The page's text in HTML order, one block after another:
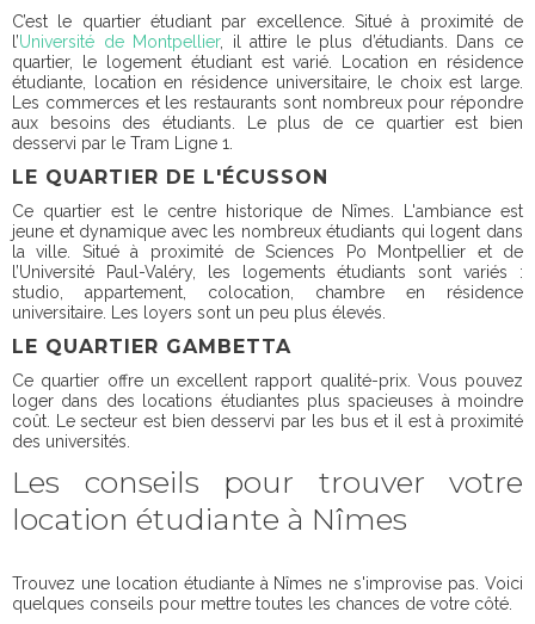
C’est le quartier étudiant par excellence. Situé à proximité de
l’Université de Montpellier, il attire le plus d’étudiants. Dans ce
quartier, le logement étudiant est varié. Location en résidence
étudiante, location en résidence universitaire, le choix est large.
Les commerces et les restaurants sont nombreux pour répondre
aux besoins des étudiants. Le plus de ce quartier est bien
desservi par le Tram Ligne 1.
LE QUARTIER DE L'ÉCUSSON
Ce quartier est le centre historique de Nîmes. L'ambiance est
jeune et dynamique avec les nombreux étudiants qui logent dans
la ville. Situé à proximité de Sciences Po Montpellier et de
l’Université Paul-Valéry, les logements étudiants sont variés :
studio, appartement, colocation, chambre en résidence
universitaire. Les loyers sont un peu plus élevés.
LE QUARTIER GAMBETTA
Ce quartier offre un excellent rapport qualité-prix. Vous pouvez
loger dans des locations étudiantes plus spacieuses à moindre
coût. Le secteur est bien desservi par les bus et il est à proximité
des universités.
Les conseils pour trouver votre
location étudiante à Nîmes
Trouvez une location étudiante à Nîmes ne s'improvise pas. Voici
quelques conseils pour mettre toutes les chances de votre côté.